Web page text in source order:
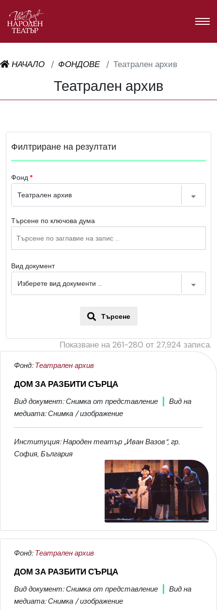
НАЧАЛО ФОНДОВЕ Театрален архив
Театрален архив
Филтриране на резултати
Фонд
Търсене по ключова дума
Вид документ
Търсене
Показване на261-280 от 27,924 записа.
Фонд: Театрален архив
ДОМ ЗА РАЗБИТИ СЪРЦА
Вид документ: Снимка от представление
Вид на
медиата: Снимка / изображение
Институция: Народен театър „Иван Вазов“, гр.
София, България
Фонд: Театрален архив
ДОМ ЗА РАЗБИТИ СЪРЦА
Вид документ: Снимка от представление
Вид на
медиата: Снимка / изображение